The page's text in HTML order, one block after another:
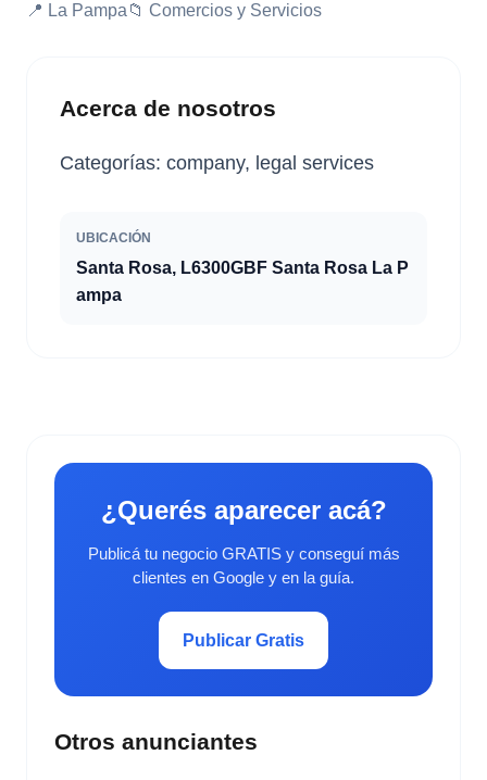
📍 La Pampa 📁 Comercios y Servicios
Acerca de nosotros
Categorías: company, legal services
UBICACIÓN
Santa Rosa, L6300GBF Santa Rosa La P
ampa
¿Querés aparecer acá?
Publicá tu negocio GRATIS y conseguí más
clientes en Google y en la guía.
Publicar Gratis
Otros anunciantes